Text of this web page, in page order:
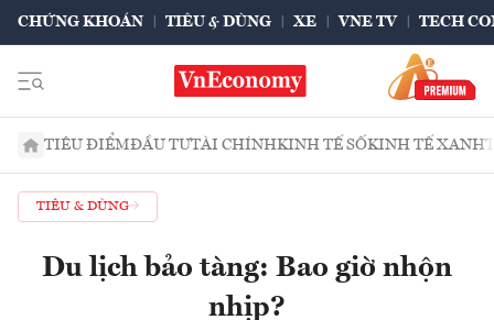
CHỨNG KHOÁN TIÊU & DÙNG XE VNE TV TECH
TIÊU ĐIỂMĐẦU TƯTÀI CHÍNHKINH TẾ SỐKINH TẾ XANH
TIÊU & DÙNG
Du lịch bảo tàng: Bao giờ nhộn
nhịp?